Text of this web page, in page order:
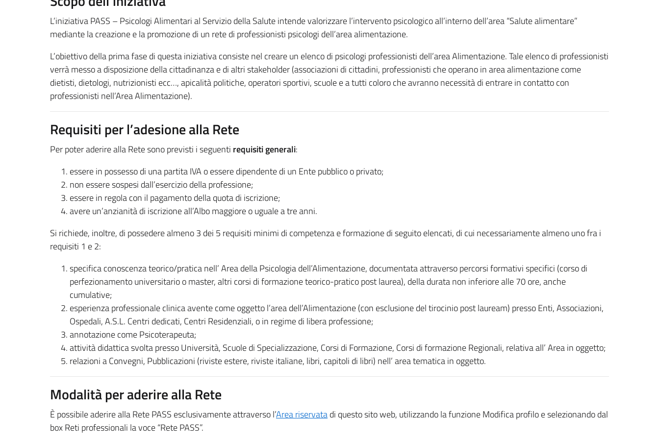
L’iniziativa PASS – Psicologi Alimentari al Servizio della Salute intende valorizzare l’intervento psicologico all’interno dell’area “Salute alimentare”
mediante la creazione e la promozione di un rete di professionisti psicologi dell’area alimentazione.
L’obiettivo della prima fase di questa iniziativa consiste nel creare un elenco di psicologi professionisti dell’area Alimentazione. Tale elenco di professionisti
verrà messo a disposizione della cittadinanza e di altri stakeholder (associazioni di cittadini, professionisti che operano in area alimentazione come
dietisti, dietologi, nutrizionisti ecc…, apicalità politiche, operatori sportivi, scuole e a tutti coloro che avranno necessità di entrare in contatto con
professionisti nell’Area Alimentazione).
Requisiti per l’adesione alla Rete
Per poter aderire alla Rete sono previsti i seguenti requisiti generali:
essere in possesso di una partita IVA o essere dipendente di un Ente pubblico o privato;
non essere sospesi dall’esercizio della professione;
essere in regola con il pagamento della quota di iscrizione;
avere un’anzianità di iscrizione all’Albo maggiore o uguale a tre anni.
Si richiede, inoltre, di possedere almeno 3 dei 5 requisiti minimi di competenza e formazione di seguito elencati, di cui necessariamente almeno uno fra i
requisiti 1 e 2:
specifica conoscenza teorico/pratica nell’ Area della Psicologia dell’Alimentazione, documentata attraverso percorsi formativi specifici (corso di
perfezionamento universitario o master, altri corsi di formazione teorico-pratico post laurea), della durata non inferiore alle 70 ore, anche
cumulative;
esperienza professionale clinica avente come oggetto l’area dell’Alimentazione (con esclusione del tirocinio post lauream) presso Enti, Associazioni,
Ospedali, A.S.L. Centri dedicati, Centri Residenziali, o in regime di libera professione;
annotazione come Psicoterapeuta;
attività didattica svolta presso Università, Scuole di Specializzazione, Corsi di Formazione, Corsi di formazione Regionali, relativa all’ Area in oggetto;
relazioni a Convegni, Pubblicazioni (riviste estere, riviste italiane, libri, capitoli di libri) nell’ area tematica in oggetto.
Modalità per aderire alla Rete
È possibile aderire alla Rete PASS esclusivamente attraverso l’Area riservata(nuova scheda - new tab)
di questo sito web, utilizzando la funzione Modifica profilo e selezionando dal
box Reti professionali la voce “Rete PASS”.